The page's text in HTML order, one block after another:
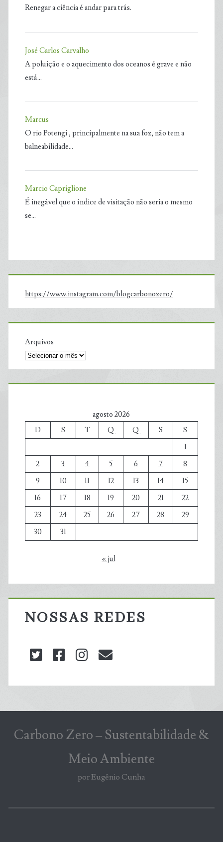
Renegar a ciência é andar para trás.
José Carlos Carvalho
A poluição e o aquecimento dos oceanos é grave e não
está…
Marcus
O rio Potengi , principalmente na sua foz, não tem a
balneabilidade…
Marcio Capriglione
É inegável que o índice de visitação não seria o mesmo
se…
https://www.instagram.com/blogcarbonozero/
Arquivos
agosto 2026
D
S T Q Q S
S
1
2
3 4 5 6 7
8
9
10 11 12 13 14
15
16
17 18 19 20 21
22
23
24 25 26 27 28
29
30
31
« jul
NOSSAS REDES
twitterfacebookinstagram
Carbono Zero – Sustentabilidade &
Meio Ambiente
por Eugênio Cunha